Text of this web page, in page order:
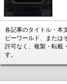
各記事のタイトル・本
ピーワールド、または
許可なく、複製・転載
す。